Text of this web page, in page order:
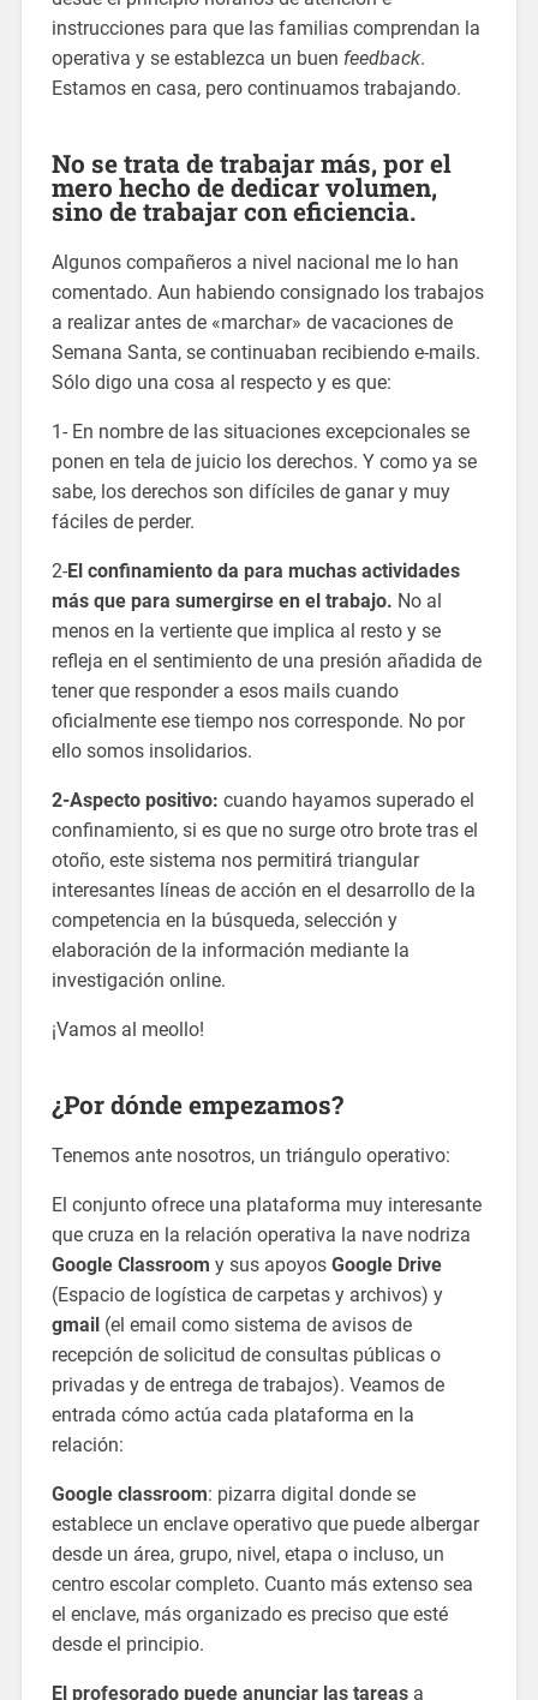
instrucciones para que las familias comprendan la
operativa y se establezca un buen feedback.
Estamos en casa, pero continuamos trabajando.
No se trata de trabajar más, por el
mero hecho de dedicar volumen,
sino de trabajar con eficiencia.
Algunos compañeros a nivel nacional me lo han
comentado. Aun habiendo consignado los trabajos
a realizar antes de «marchar» de vacaciones de
Semana Santa, se continuaban recibiendo e-mails.
Sólo digo una cosa al respecto y es que:
1- En nombre de las situaciones excepcionales se
ponen en tela de juicio los derechos. Y como ya se
sabe, los derechos son difíciles de ganar y muy
fáciles de perder.
2-El confinamiento da para muchas actividades
más que para sumergirse en el trabajo. No al
menos en la vertiente que implica al resto y se
refleja en el sentimiento de una presión añadida de
tener que responder a esos mails cuando
oficialmente ese tiempo nos corresponde. No por
ello somos insolidarios.
2-Aspecto positivo: cuando hayamos superado el
confinamiento, si es que no surge otro brote tras el
otoño, este sistema nos permitirá triangular
interesantes líneas de acción en el desarrollo de la
competencia en la búsqueda, selección y
elaboración de la información mediante la
investigación online.
¡Vamos al meollo!
¿Por dónde empezamos?
Tenemos ante nosotros, un triángulo operativo:
El conjunto ofrece una plataforma muy interesante
que cruza en la relación operativa la nave nodriza
Google Classroom y sus apoyosGoogle Drive
(Espacio de logística de carpetas y archivos) y
gmail(el email como sistema de avisos de
recepción de solicitud de consultas públicas o
privadas y de entrega de trabajos). Veamos de
entrada cómo actúa cada plataforma en la
relación:
Google classroom: pizarra digital donde se
establece un enclave operativo que puede albergar
desde un área, grupo, nivel, etapa o incluso, un
centro escolar completo. Cuanto más extenso sea
el enclave, más organizado es preciso que esté
desde el principio.
El profesorado puede anunciar las tareasa